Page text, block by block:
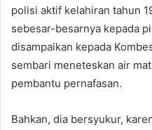
polisi aktif kelahiran tahun
sebesar-besarnya kepada
disampaikan kepada
sembari meneteskan air
pembantu pernafasan.
Bahkan, dia bersyukur,